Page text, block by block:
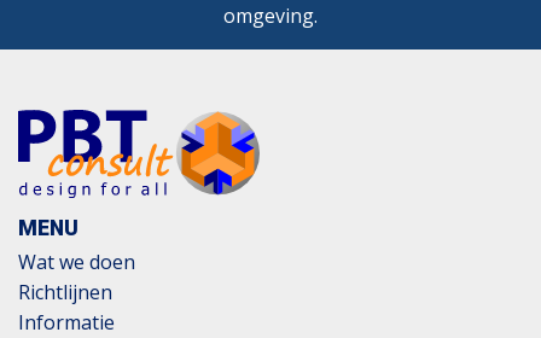
omgeving.
MENU
Wat we doen
Richtlijnen
Informatie